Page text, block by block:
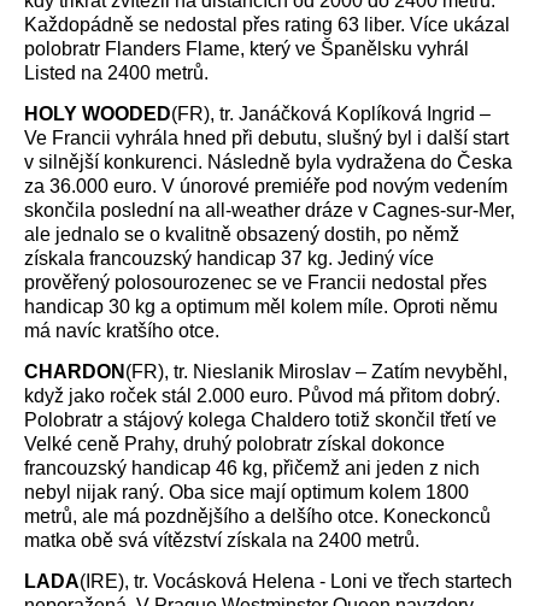
Každopádně se nedostal přes rating 63 liber. Více ukázal
polobratr Flanders Flame, který ve Španělsku vyhrál
Listed na 2400 metrů.
HOLY WOODED(FR), tr. Janáčková Koplíková Ingrid –
Ve Francii vyhrála hned při debutu, slušný byl i další start
v silnější konkurenci. Následně byla vydražena do Česka
za 36.000 euro. V únorové premiéře pod novým vedením
skončila poslední na all-weather dráze v Cagnes-sur-Mer,
ale jednalo se o kvalitně obsazený dostih, po němž
získala francouzský handicap 37 kg. Jediný více
prověřený polosourozenec se ve Francii nedostal přes
handicap 30 kg a optimum měl kolem míle. Oproti němu
má navíc kratšího otce.
CHARDON (FR), tr. Nieslanik Miroslav – Zatím nevyběhl,
když jako roček stál 2.000 euro. Původ má přitom dobrý.
Polobratr a stájový kolega Chaldero totiž skončil třetí ve
Velké ceně Prahy, druhý polobratr získal dokonce
francouzský handicap 46 kg, přičemž ani jeden z nich
nebyl nijak raný. Oba sice mají optimum kolem 1800
metrů, ale má pozdnějšího a delšího otce. Koneckonců
matka obě svá vítězství získala na 2400 metrů.
LADA(IRE), tr. Vocásková Helena - Loni ve třech startech